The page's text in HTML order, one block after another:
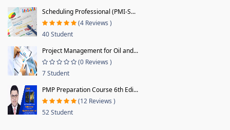
Scheduling Professional (PMI-S...
(4 Reviews )
40 Student
Project Management for Oil and...
(0 Reviews )
7 Student
PMP Preparation Course 6th Edi...
(12 Reviews )
52 Student